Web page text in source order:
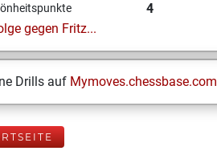
4
gegen Fritz...
Drills auf Mymoves.chessbase.com